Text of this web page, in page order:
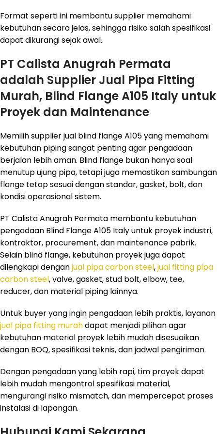
Format seperti ini membantu supplier memahami
kebutuhan secara jelas, sehingga risiko salah spesifikasi
dapat dikurangi sejak awal.
PT Calista Anugrah Permata
adalah Supplier Jual Pipa Fitting
Murah, Blind Flange A105 Italy untuk
Proyek dan Maintenance
Memilih supplier jual blind flange A105 yang memahami
kebutuhan piping sangat penting agar pengadaan
berjalan lebih aman. Blind flange bukan hanya soal
menutup ujung pipa, tetapi juga memastikan sambungan
flange tetap sesuai dengan standar, gasket, bolt, dan
kondisi operasional sistem.
PT Calista Anugrah Permata membantu kebutuhan
pengadaan Blind Flange A105 Italy untuk proyek industri,
kontraktor, procurement, dan maintenance pabrik.
Selain blind flange, kebutuhan proyek juga dapat
dilengkapi denganjual pipa carbon steel,jual fitting pipa
carbon steel, valve, gasket, stud bolt, elbow, tee,
reducer, dan material piping lainnya.
Untuk buyer yang ingin pengadaan lebih praktis, layanan
jual pipa fitting murahdapat menjadi pilihan agar
kebutuhan material proyek lebih mudah disesuaikan
dengan BOQ, spesifikasi teknis, dan jadwal pengiriman.
Dengan pengadaan yang lebih rapi, tim proyek dapat
lebih mudah mengontrol spesifikasi material,
mengurangi risiko mismatch, dan mempercepat proses
instalasi di lapangan.